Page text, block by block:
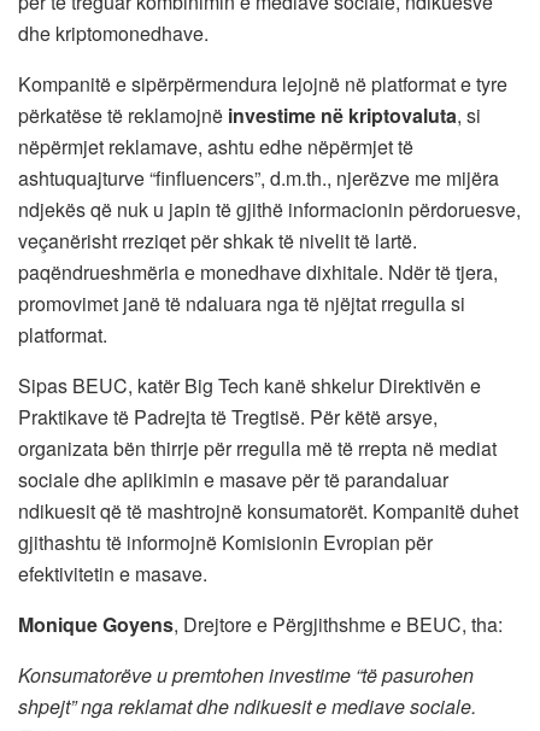
dhe kriptomonedhave.
Kompanitë e sipërpërmendura lejojnë në platformat e tyre
përkatëse të reklamojnë investime në kriptovaluta, si
nëpërmjet reklamave, ashtu edhe nëpërmjet të
ashtuquajturve “finfluencers”, d.m.th., njerëzve me mijëra
ndjekës që nuk u japin të gjithë informacionin përdoruesve,
veçanërisht rreziqet për shkak të nivelit të lartë.
paqëndrueshmëria e monedhave dixhitale. Ndër të tjera,
promovimet janë të ndaluara nga të njëjtat rregulla si
platformat.
Sipas BEUC, katër Big Tech kanë shkelur Direktivën e
Praktikave të Padrejta të Tregtisë. Për këtë arsye,
organizata bën thirrje për rregulla më të rrepta në mediat
sociale dhe aplikimin e masave për të parandaluar
ndikuesit që të mashtrojnë konsumatorët. Kompanitë duhet
gjithashtu të informojnë Komisionin Evropian për
efektivitetin e masave.
Monique Goyens, Drejtore e Përgjithshme e BEUC, tha:
Konsumatorëve u premtohen investime “të pasurohen
shpejt” nga reklamat dhe ndikuesit e mediave sociale.